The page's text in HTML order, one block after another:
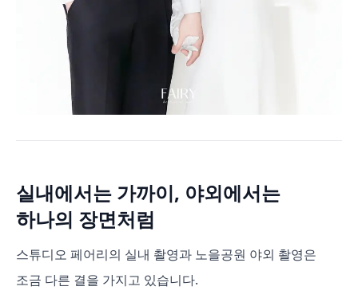
실내에서는 가까이, 야외에서는
하나의 장면처럼
스튜디오 페어리의 실내 촬영과 노을공원 야외 촬영은
조금 다른 결을 가지고 있습니다.